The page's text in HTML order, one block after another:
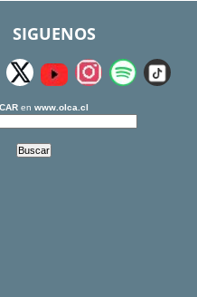
SIGUENOS
en www.olca.cl